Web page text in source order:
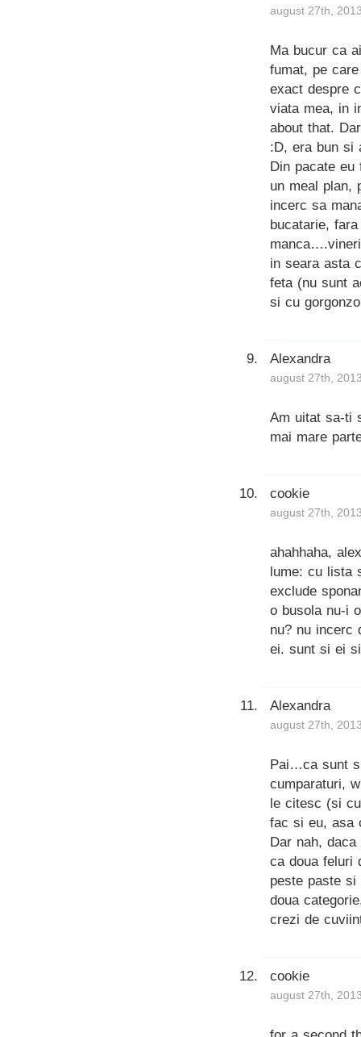
august 27th,
Ma bucur ca
fumat, pe
exact despre
viata mea, in
about that.
:D, era bun si
Din pacate
un meal plan,
incerc sa
bucatarie,
in seara asta
feta (nu sunt
si cu
Alexandra
august 27th,
Am uitat sa-ti
mai mare
cookie
august 27th,
ahahhaha,
lume: cu lista
exclude
o busola nu-i
nu? nu incerc
ei. sunt si ei
Alexandra
august 27th,
Pai…ca sunt
cumparaturi,
le citesc (si
fac si eu, asa
Dar nah,
ca doua feluri
peste paste
doua
crezi de
cookie
august 27th,